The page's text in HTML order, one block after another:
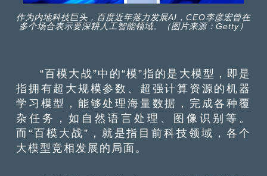
作为内地科技巨头，百度近年落力发展AI，CEO李彦宏曾在
多个场合表示要深耕人工智能领域。（图片来源：Getty）
“百模大战”中的“模”指的是大模型，即是
指拥有超大规模参数、超强计算资源的机器
学习模型，能够处理海量数据，完成各种覆
杂任务，如自然语言处理、图像识别等。
而“百模大战”，就是指目前科技领域，各个
大模型竞相发展的局面。